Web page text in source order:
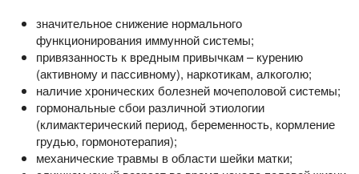
значительное снижение нормального
функционирования иммунной системы;
привязанность к вредным привычкам – курению
(активному и пассивному), наркотикам, алкоголю;
наличие хронических болезней мочеполовой системы;
гормональные сбои различной этиологии
(климактерический период, беременность, кормление
грудью, гормонотерапия);
механические травмы в области шейки матки;